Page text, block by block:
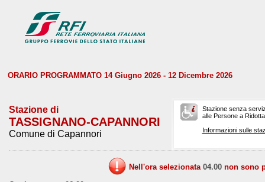
ORARIO PROGRAMMATO 14 Giugno 2026 - 12 Dicembre 2026
Stazione di
TASSIGNANO-CAPANNORI
Comune di Capannori
Stazione senza
alle Persone a
Informazioni sulle
Nell'ora selezionata 04.00 non sono